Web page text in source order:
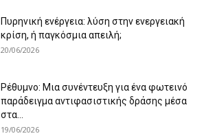
Πυρηνική ενέργεια: λύση στην ενεργειακή
κρίση, ή παγκόσμια απειλή;
20/06/2026
Ρέθυμνο: Μια συνέντευξη για ένα φωτεινό
παράδειγμα αντιφασιστικής δράσης μέσα
στα...
19/06/2026